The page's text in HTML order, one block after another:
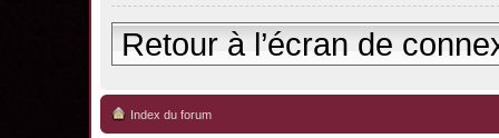
Retour à l’écran de
Index du forum